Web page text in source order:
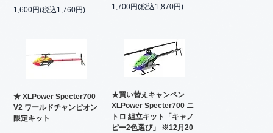
1,600円(税込1,760円)
1,700円(税込1,870円)
★ XLPower Specter700
V2 ワールドチャンピオン
限定キット
★買い替えキャンペン
XLPower Specter700 ニ
トロ 組立キット「キャノ
ピー2色選び」 ※12月20